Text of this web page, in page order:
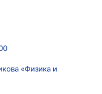
«Физика и